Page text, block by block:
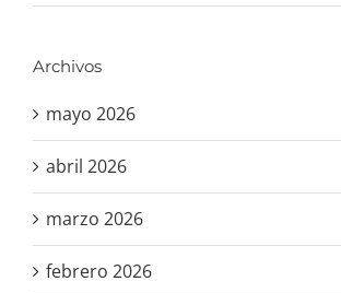
Archivos
mayo 2026
abril 2026
marzo 2026
febrero 2026